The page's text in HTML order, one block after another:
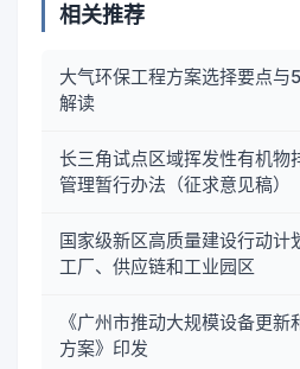
相关推荐
大气环保工程方案选择要点
解读
长三角试点区域挥发性有机物
管理暂行办法（征求意见稿）
国家级新区高质量建设行动计
工厂、供应链和工业园区
《广州市推动大规模设备更
方案》印发